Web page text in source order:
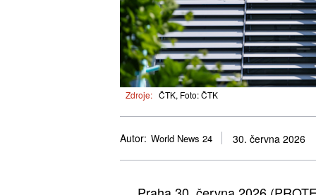
Zdroje: ČTK, Foto: ČTK
Autor: World News 24 30. června 2026